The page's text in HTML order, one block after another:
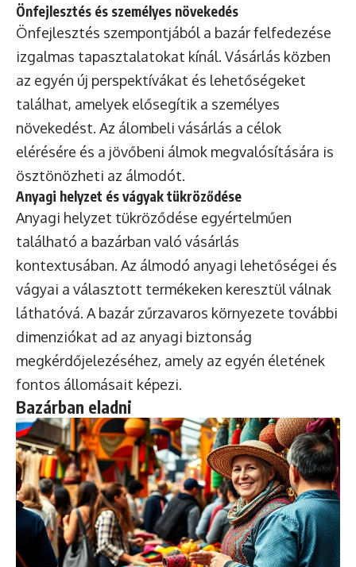
Önfejlesztés és személyes növekedés
Önfejlesztés szempontjából a bazár felfedezése
izgalmas tapasztalatokat kínál. Vásárlás közben
az egyén új perspektívákat és lehetőségeket
találhat, amelyek elősegítik a személyes
növekedést. Az álombeli vásárlás a célok
elérésére és a jövőbeni álmok megvalósítására is
ösztönözheti az álmodót.
Anyagi helyzet és vágyak tükröződése
Anyagi helyzet tükröződése egyértelműen
található a bazárban való vásárlás
kontextusában. Az álmodó anyagi lehetőségei és
vágyai a választott termékeken keresztül válnak
láthatóvá. A bazár zűrzavaros környezete további
dimenziókat ad az anyagi biztonság
megkérdőjelezéséhez, amely az egyén életének
fontos állomásait képezi.
Bazárban eladni